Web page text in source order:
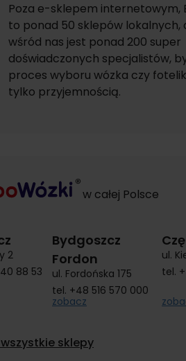
Poza e-sklepem internetowym,
to ponad 50 sklepów lokalnych,
wśród nas jest ponad 200 super
doświadczonych specjalistów,
proces wyboru wózka czy
tylko przyjemnością.
w całej Polsce
2
88 53
Bydgoszcz
Fordon
ul. Fordońska 175
tel. +48 516 570 000
zobacz
ul.
tel.
sklepy